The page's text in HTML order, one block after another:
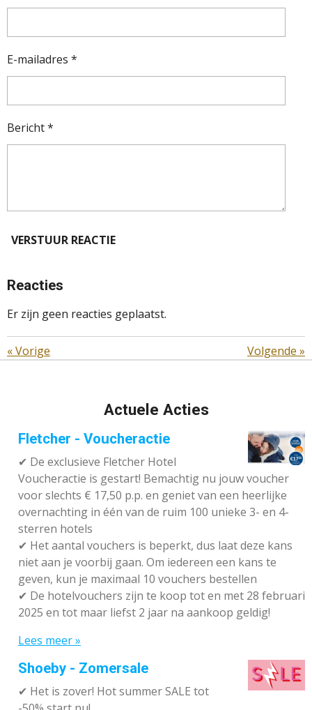
E-mailadres *
Bericht *
VERSTUUR REACTIE
Reacties
Er zijn geen reacties geplaatst.
«Vorige Volgende »
Actuele Acties
Fletcher - Voucheractie
✔ De exclusieve Fletcher Hotel
Voucheractie is gestart! Bemachtig nu jouw voucher
voor slechts € 17,50 p.p. en geniet van een heerlijke
overnachting in één van de ruim 100 unieke 3- en 4-
sterren hotels
✔ Het aantal vouchers is beperkt, dus laat deze kans
niet aan je voorbij gaan. Om iedereen een kans te
geven, kun je maximaal 10 vouchers bestellen
✔ De hotelvouchers zijn te koop tot en met 28 februari
2025 en tot maar liefst 2 jaar na aankoop geldig!
Lees meer »
Shoeby - Zomersale
✔ Het is zover! Hot summer SALE tot